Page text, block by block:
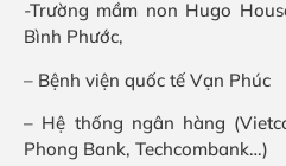
-Trường mầm non Hugo
Bình Phước,
– Bệnh viện quốc tế Vạn Phúc
– Hệ thống ngân hàng
Phong Bank, Techcombank…)